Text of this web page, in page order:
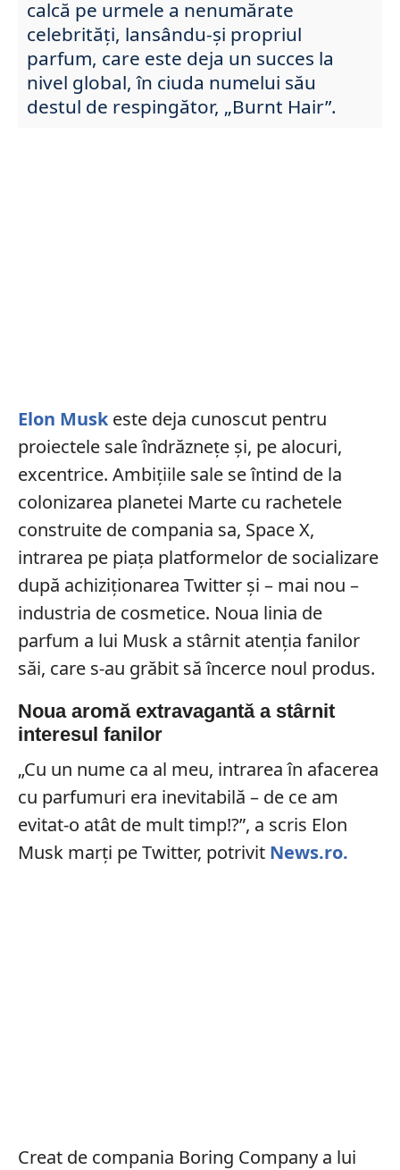
calcă pe urmele a nenumărate
celebrități, lansându-și propriul
parfum, care este deja un succes la
nivel global, în ciuda numelui său
destul de respingător, „Burnt Hair”.
Elon Muskeste deja cunoscut pentru
proiectele sale îndrăznețe și, pe alocuri,
excentrice. Ambițiile sale se întind de la
colonizarea planetei Marte cu rachetele
construite de compania sa, Space X,
intrarea pe piața platformelor de socializare
după achiziționarea Twitter și – mai nou –
industria de cosmetice. Noua linia de
parfum a lui Musk a stârnit atenția fanilor
săi, care s-au grăbit să încerce noul produs.
Noua aromă extravagantă a stârnit
interesul fanilor
„Cu un nume ca al meu, intrarea în afacerea
cu parfumuri era inevitabilă – de ce am
evitat-o atât de mult timp!?”, a scris Elon
Musk marți pe Twitter, potrivitNews.ro.
Creat de compania Boring Company a lui